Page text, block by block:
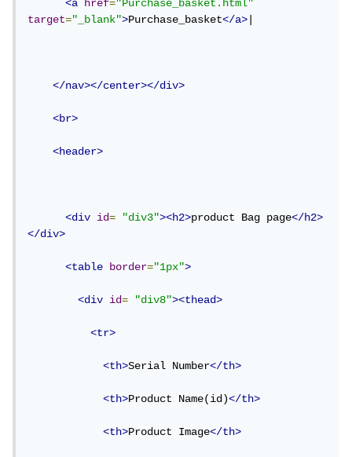
<a href="Purchase_basket.html"
target="_blank">Purchase_basket</a>|
</nav></center></div>
<br>
<header>
<div id= "div3"><h2>product Bag page</h2>
</div>
<table border="1px">
<div id= "div8"><thead>
<tr>
<th>Serial Number</th>
<th>Product Name(id)</th>
<th>Product Image</th>